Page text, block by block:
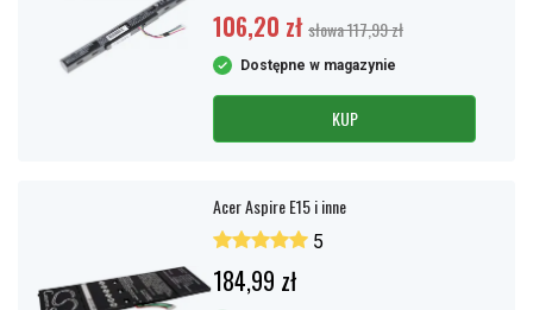
106,20 zł słowa 117,99 zł
Dostępne w magazynie
KUP
Acer Aspire E15 i inne
5
184,99 zł